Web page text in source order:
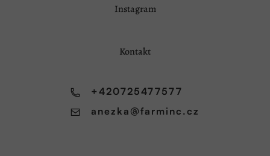
Instagram
Kontakt
anezka @farminc.cz
+420725477577